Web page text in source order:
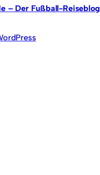
– Der Fußball-Reiseblog